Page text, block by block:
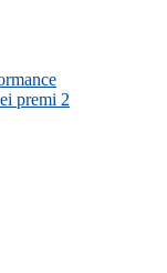
premi 2